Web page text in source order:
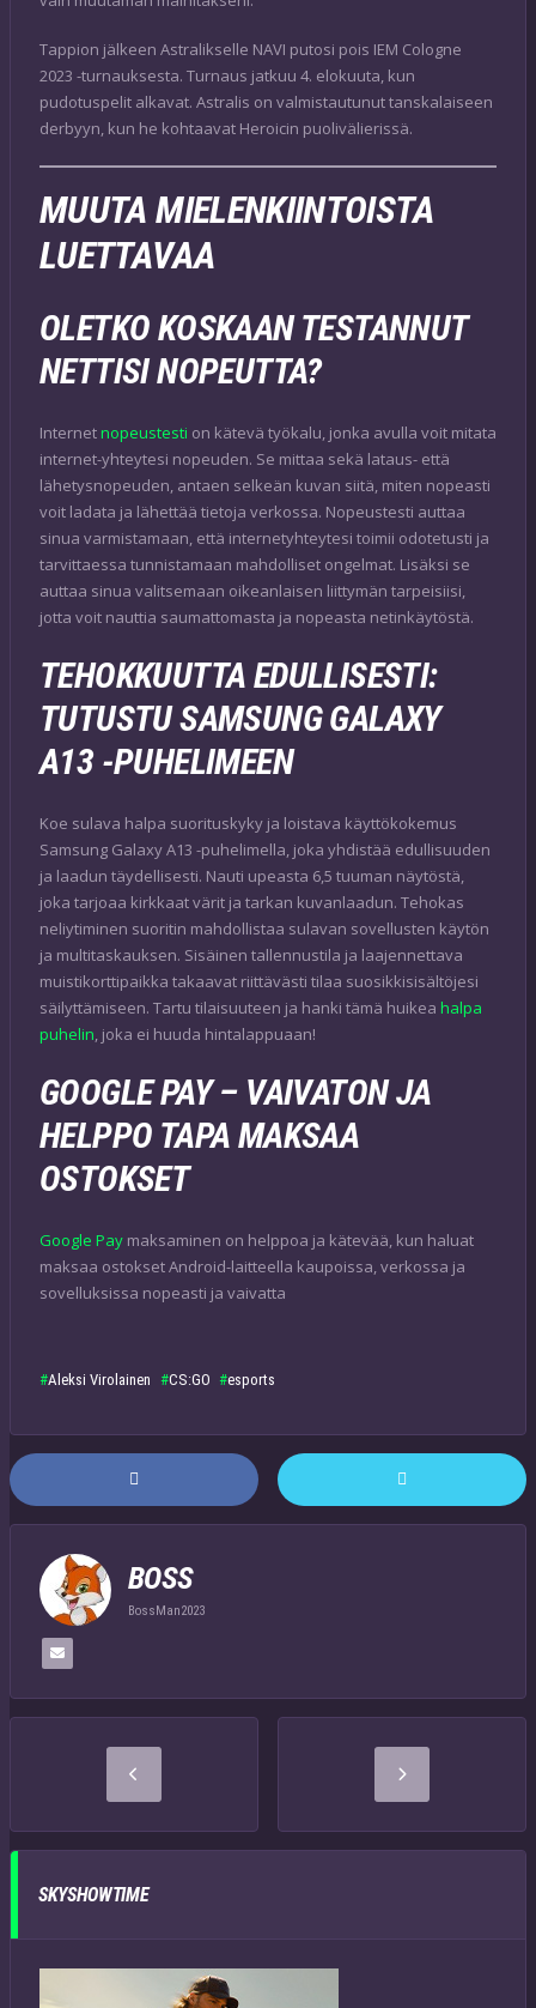
Tappion jälkeen Astralikselle NAVI putosi pois IEM Cologne
2023 -turnauksesta. Turnaus jatkuu 4. elokuuta, kun
pudotuspelit alkavat. Astralis on valmistautunut tanskalaiseen
derbyyn, kun he kohtaavat Heroicin puolivälierissä.
MUUTA MIELENKIINTOISTA
LUETTAVAA
OLETKO KOSKAAN TESTANNUT
NETTISI NOPEUTTA?
Internetnopeustesti on kätevä työkalu, jonka avulla voit mitata
internet-yhteytesi nopeuden. Se mittaa sekä lataus- että
lähetysnopeuden, antaen selkeän kuvan siitä, miten nopeasti
voit ladata ja lähettää tietoja verkossa. Nopeustesti auttaa
sinua varmistamaan, että internetyhteytesi toimii odotetusti ja
tarvittaessa tunnistamaan mahdolliset ongelmat. Lisäksi se
auttaa sinua valitsemaan oikeanlaisen liittymän tarpeisiisi,
jotta voit nauttia saumattomasta ja nopeasta netinkäytöstä.
TEHOKKUUTTA EDULLISESTI:
TUTUSTU SAMSUNG GALAXY
A13 -PUHELIMEEN
Koe sulava halpa suorituskyky ja loistava käyttökokemus
Samsung Galaxy A13 -puhelimella, joka yhdistää edullisuuden
ja laadun täydellisesti. Nauti upeasta 6,5 tuuman näytöstä,
joka tarjoaa kirkkaat värit ja tarkan kuvanlaadun. Tehokas
neliytiminen suoritin mahdollistaa sulavan sovellusten käytön
ja multitaskauksen. Sisäinen tallennustila ja laajennettava
muistikorttipaikka takaavat riittävästi tilaa suosikkisisältöjesi
säilyttämiseen. Tartu tilaisuuteen ja hanki tämä huikea halpa
puhelin, joka ei huuda hintalappuaan!
GOOGLE PAY – VAIVATON JA
HELPPO TAPA MAKSAA
OSTOKSET
Google Pay maksaminen on helppoa ja kätevää, kun haluat
maksaa ostokset Android-laitteella kaupoissa, verkossa ja
sovelluksissa nopeasti ja vaivatta
Aleksi Virolainen CS:GO esports
BOSS
BossMan2023
SKYSHOWTIME